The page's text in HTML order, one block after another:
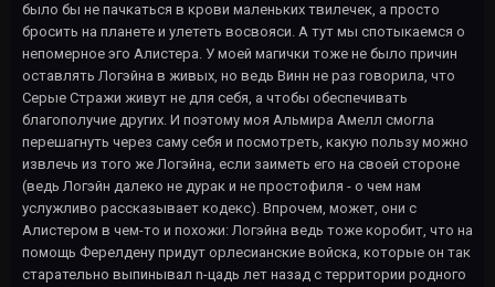
было бы не пачкаться в крови маленьких твилечек, а просто
бросить на планете и улететь восвояси. А тут мы спотыкаемся о
непомерное эго Алистера. У моей магички тоже не было причин
оставлять Логэйна в живых, но ведь Винн не раз говорила, что
Серые Стражи живут не для себя, а чтобы обеспечивать
благополучие других. И поэтому моя Альмира Амелл смогла
перешагнуть через саму себя и посмотреть, какую пользу можно
извлечь из того же Логэйна, если заиметь его на своей стороне
(ведь Логэйн далеко не дурак и не простофиля - о чем нам
услужливо рассказывает кодекс). Впрочем, может, они с
Алистером в чем-то и похожи: Логэйна ведь тоже коробит, что на
помощь Ферелдену придут орлесианские войска, которые он так
старательно выпинывал n-цадь лет назад с территории родного